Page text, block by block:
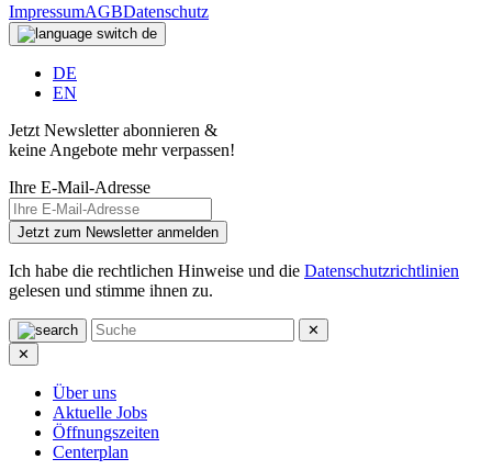
ImpressumAGBDatenschutz
de
DE
EN
Jetzt Newsletter abonnieren &
keine Angebote mehr verpassen!
Ihre E-Mail-Adresse
Jetzt zum Newsletter anmelden
Ich habe die rechtlichen Hinweise und die Datenschutzrichtlinien
gelesen und stimme ihnen zu.
✕
✕
Über uns
Aktuelle Jobs
Öffnungszeiten
Centerplan